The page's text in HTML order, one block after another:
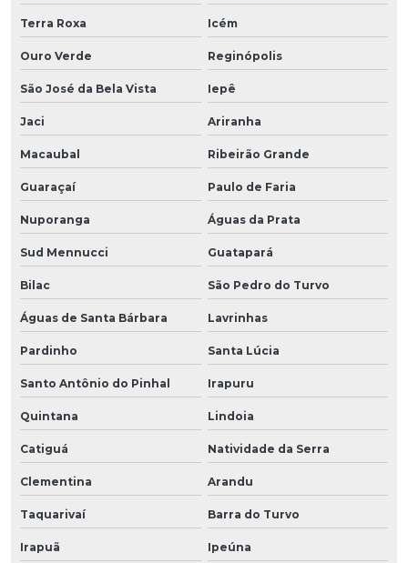
Terra Roxa Icém
Ouro Verde Reginópolis
São José da Bela Vista Iepê
Jaci Ariranha
Macaubal Ribeirão Grande
Guaraçaí Paulo de Faria
Nuporanga Águas da Prata
Sud Mennucci Guatapará
Bilac São Pedro do Turvo
Águas de Santa Bárbara Lavrinhas
Pardinho Santa Lúcia
Santo Antônio do Pinhal Irapuru
Quintana Lindoia
Catiguá Natividade da Serra
Clementina Arandu
Taquarivaí Barra do Turvo
Irapuã Ipeúna